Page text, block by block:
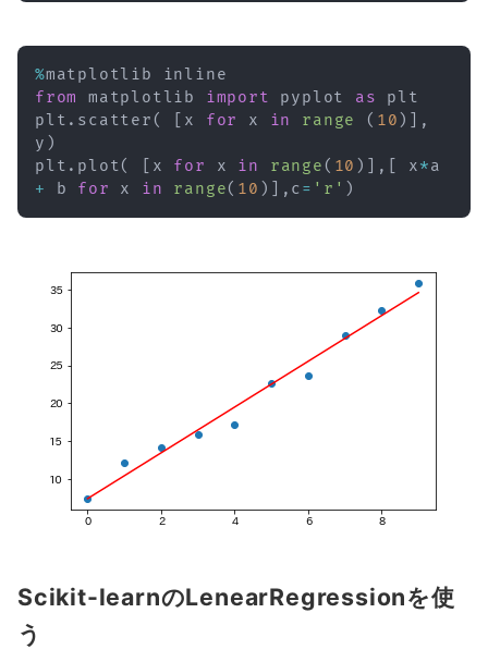
%
from
matplotlib import pyplot as plt
plt . scatter ( x for x in range ( 10 )
,
y )
plt . plot( x for x in range ( 10 ) , x*
+
b for x in range( 10 ) , c = 'r' )
Scikit-learnのLenearRegressionを使
う